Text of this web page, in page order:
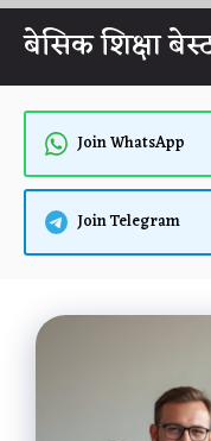
Skip
content
बेसिक शिक्षा
Join WhatsApp
Join Telegram